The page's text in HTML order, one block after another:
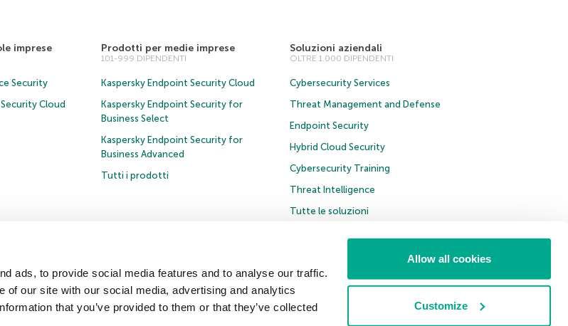
ads, to provide social media features and to analyse our traffic.
of our site with our social media, advertising and analytics
that you’ve provided to them or that they’ve collected
Allow all cookies
Customize
imprese
Security
Cloud
Prodotti per medie imprese
101-999 DIPENDENTI
Kaspersky Endpoint Security Cloud
Kaspersky Endpoint Security for
Business Select
Kaspersky Endpoint Security for
Business Advanced
Tutti i prodotti
Soluzioni aziendali
OLTRE 1.000 DIPENDENTI
Cybersecurity Services
Threat Management and Defense
Endpoint Security
Hybrid Cloud Security
Cybersecurity Training
Threat Intelligence
Tutte le soluzioni
Policy anticorruzione
Contratto di licenza B2C